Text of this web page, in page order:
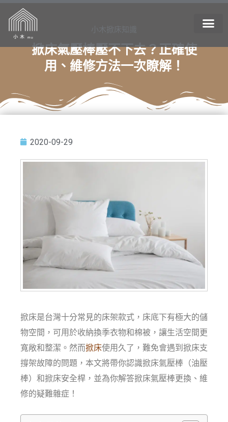
掀床氣壓棒壓不下去？正確使
用、維修方法一次瞭解！
2020-09-29
掀床是台灣十分常見的床架款式，床底下有極大的儲
物空間，可用於收納換季衣物和棉被，讓生活空間更
寬敞和整潔。然而掀床使用久了，難免會遇到掀床支
撐架故障的問題，本文將帶你認識掀床氣壓棒（油壓
棒）和掀床安全桿，並為你解答掀床氣壓棒更換、維
修的疑難雜症！